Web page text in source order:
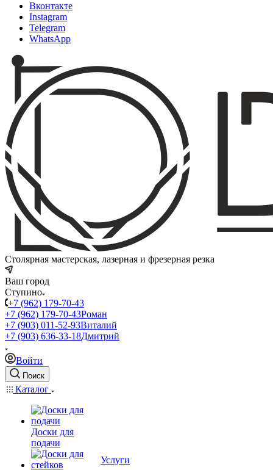
Вконтакте
Instagram
Telegram
WhatsApp
Столярная мастерская, лазерная и фрезерная резка
Ваш город
Ступино
+7 (962) 179-70-43
+7 (962) 179-70-43Роман
+7 (903) 011-52-93Виталий
+7 (903) 636-33-18Дмитрий
Войти
Поиск
Каталог
Доски для
подачи
Услуги